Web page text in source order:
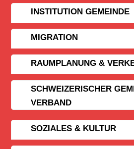
INSTITUTION GEMEINDE
MIGRATION
RAUMPLANUNG &
SCHWEIZERISCHER
VERBAND
SOZIALES & KULTUR